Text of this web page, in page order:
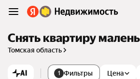
Снять квартиру
Томская область
AI 1 Фильтры Цена